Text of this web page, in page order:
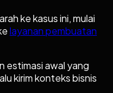
ke kasus ini, mulai
layanan pembuatan
estimasi awal yang
kirim konteks bisnis